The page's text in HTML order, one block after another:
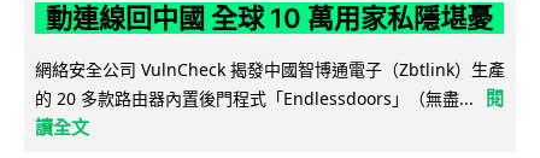
動連線回中國 全球 10 萬用家私隱堪憂
網絡安全公司 VulnCheck 揭發中國智博通電子（Zbtlink）生產
的 20 多款路由器內置後門程式「Endlessdoors」（無盡...
閱
讀全文